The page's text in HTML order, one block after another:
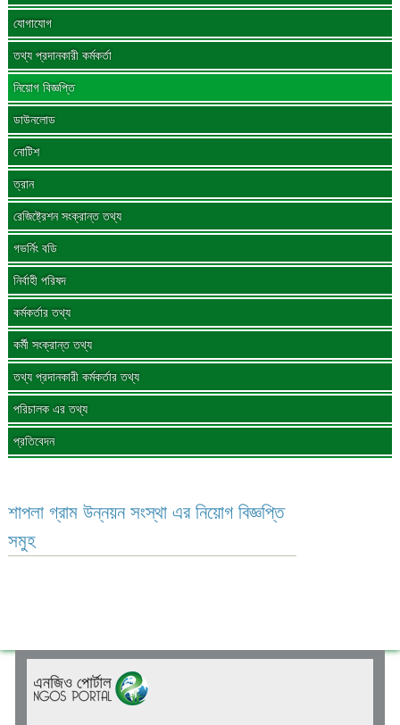
যোগাযোগ
তথ্য প্রদানকারী কর্মকর্তা
নিয়োগ বিজ্ঞপ্তি
ডাউনলোড
নোটিশ
ত্রান
রেজিষ্ট্রেশন সংক্রান্ত তথ্য
গভর্নিং বডি
নির্বাহী পরিষদ
কর্মকর্তার তথ্য
কর্মী সংক্রান্ত তথ্য
তথ্য প্রদানকারী কর্মকর্তার তথ্য
পরিচালক এর তথ্য
প্রতিবেদন
শাপলা গ্রাম উন্নয়ন সংস্থা এর নিয়োগ বিজ্ঞপ্তি
সমুহ